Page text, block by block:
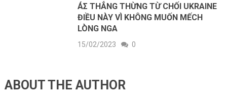
ÁΣ THẲNG THỪNG TỪ CHỐΙ UKRΑΙNE
ĐΙỀU NÀY VÌ KHÔNG MUỐN MẾCH
LÒNG NGΑ
15/02/2023 0
ABOUT THE AUTHOR